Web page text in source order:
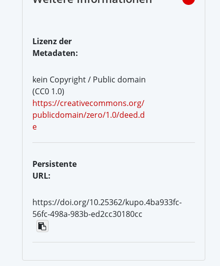
Lizenz der
Metadaten:
kein Copyright / Public domain
(CC0 1.0)
https://creativecommons.org/
publicdomain/zero/1.0/deed.d
e
Persistente
URL:
https://doi.org/10.25362/kupo.4ba933fc-
56fc-498a-983b-ed2cc30180cc